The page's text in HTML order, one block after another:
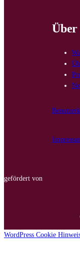
Über
gefördert von
WordPress Cookie